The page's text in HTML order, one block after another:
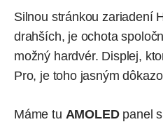
Silnou stránkou zariadení
drahších, je ochota
možný hardvér. Displej,
Pro, je toho jasným
Máme tu AMOLEDpanel